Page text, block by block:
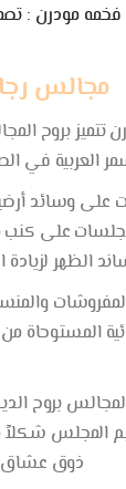
مودرن :
مجالس
بروح
العربية في
على وسائد
على كنب
الظهر لزيادة
المستوحاة
بروح
المجلس شكلاً
ذوق عشاق